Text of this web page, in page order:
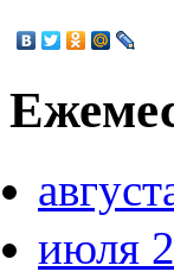
июля